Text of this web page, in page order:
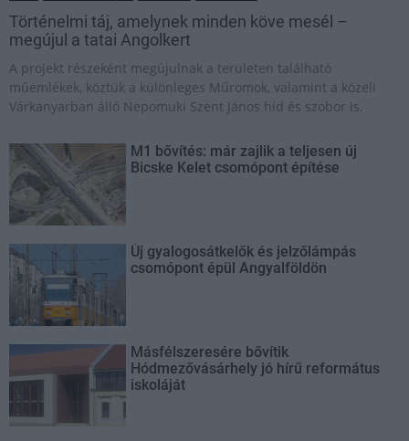
Történelmi táj, amelynek minden köve mesél –
megújul a tatai Angolkert
A projekt részeként megújulnak a területen található
műemlékek, köztük a különleges Műromok, valamint a közeli
Várkanyarban álló Nepomuki Szent János híd és szobor is.
M1 bővítés: már zajlik a teljesen új
Bicske Kelet csomópont építése
Új gyalogosátkelők és jelzőlámpás
csomópont épül Angyalföldön
Másfélszeresére bővítik
Hódmezővásárhely jó hírű református
iskoláját